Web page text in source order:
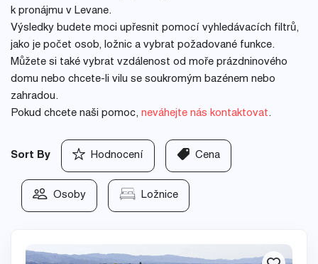
k pronájmu v Levane.
Výsledky budete moci upřesnit pomocí vyhledávacích filtrů,
jako je počet osob, ložnic a vybrat požadované funkce.
Můžete si také vybrat vzdálenost od moře prázdninového
domu nebo chcete-li vilu se soukromým bazénem nebo
zahradou.
Pokud chcete naši pomoc, neváhejte nás kontaktovat.
Sort By Hodnocení Cena
Osoby Ložnice